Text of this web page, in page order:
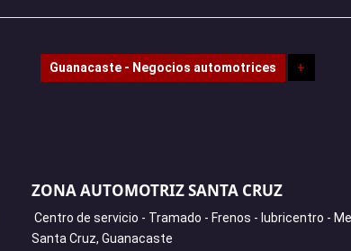
Guanacaste - Negocios automotrices +
ZONA AUTOMOTRIZ SANTA CRUZ
Centro de servicio - Tramado - Frenos - lubricentro -
Santa Cruz, Guanacaste